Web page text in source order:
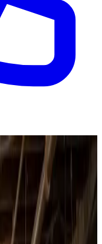
boligforeninger
renser kanaler og
så du